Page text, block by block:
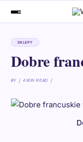
SKLEPY
Dobre
BY 4 MIN READ